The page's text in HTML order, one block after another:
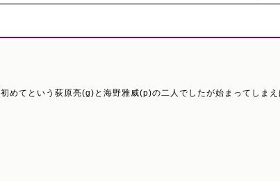
めてという荻原亮(g)と海野雅威(p)の二人でしたが始まってしまえ